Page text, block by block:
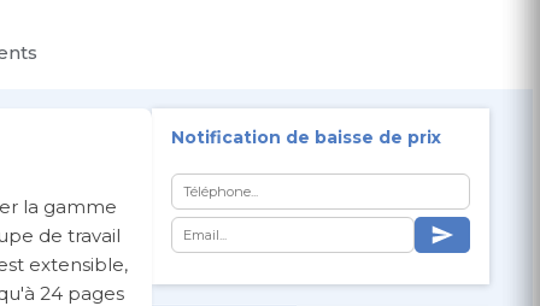
la gamme
de travail
extensible,
24 pages
Notification de baisse de prix